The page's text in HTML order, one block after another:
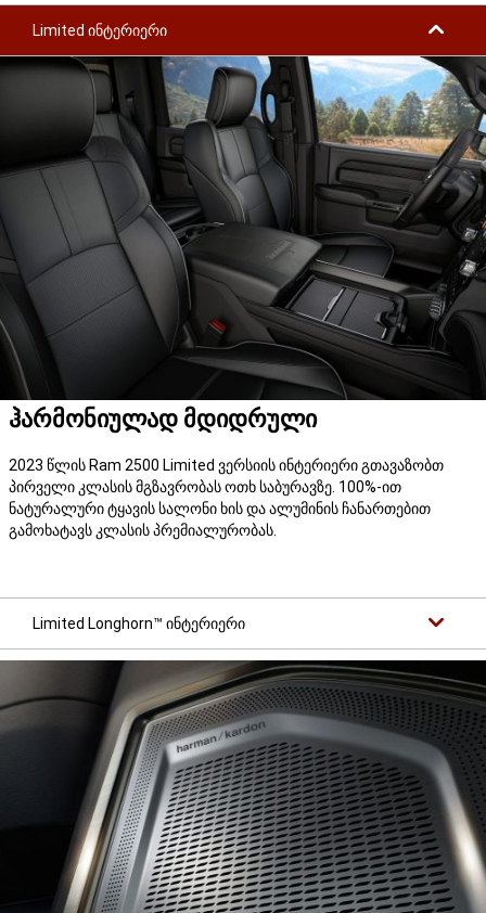
Limited ინტერიერი
ჰარმონიულად მდიდრული
2023 წლის Ram 2500 Limited ვერსიის ინტერიერი გთავაზობთ
პირველი კლასის მგზავრობას ოთხ საბურავზე. 100%-ით
ნატურალური ტყავის სალონი ხის და ალუმინის ჩანართებით
გამოხატავს კლასის პრემიალურობას.
Limited Longhorn™ ინტერიერი